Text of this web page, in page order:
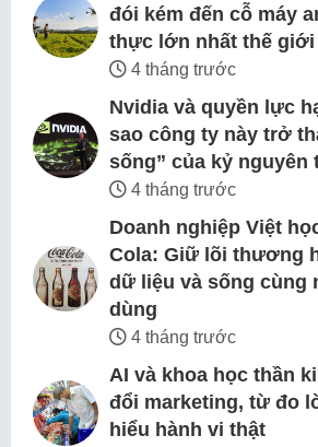
đói kém đến cỗ máy
thực lớn nhất thế giới
4 tháng trước
Nvidia và quyền lực
sao công ty này trở
sống” của kỷ nguyên
4 tháng trước
Doanh nghiệp Việt
Cola: Giữ lõi thương
dữ liệu và sống cùng
dùng
4 tháng trước
AI và khoa học thần
đổi marketing, từ đo
hiểu hành vi thật